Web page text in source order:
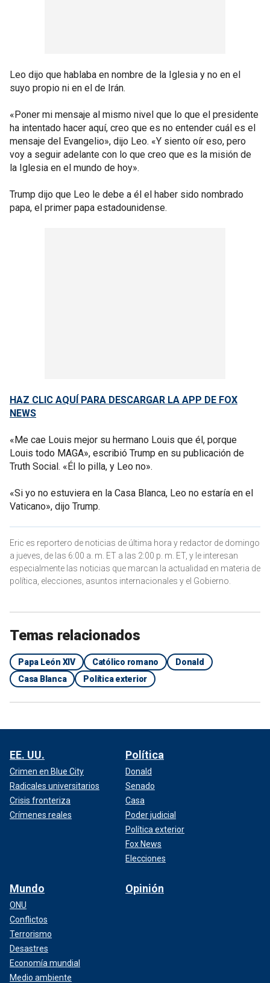
Leo dijo que hablaba en nombre de la Iglesia y no en el
suyo propio ni en el de Irán.
«Poner mi mensaje al mismo nivel que lo que el presidente
ha intentado hacer aquí, creo que es no entender cuál es el
mensaje del Evangelio», dijo Leo. «Y siento oír eso, pero
voy a seguir adelante con lo que creo que es la misión de
la Iglesia en el mundo de hoy».
Trump dijo que Leo le debe a él el haber sido nombrado
papa, el primer papa estadounidense.
HAZ CLIC AQUÍ PARA DESCARGAR LA APP DE FOX
NEWS
«Me cae Louis mejor su hermano Louis que él, porque
Louis todo MAGA», escribió Trump en su publicación de
Truth Social. «Él lo pilla, y Leo no».
«Si yo no estuviera en la Casa Blanca, Leo no estaría en el
Vaticano», dijo Trump.
Eric es reportero de noticias de última hora y redactor de domingo
a jueves, de las 6:00 a. m. ET a las 2:00 p. m. ET, y le interesan
especialmente las noticias que marcan la actualidad en materia de
política, elecciones, asuntos internacionales y el Gobierno.
Temas relacionados
Papa León XIV Católico romano
Donald
Casa Blanca
Política exterior
EE. UU.
Crimen en Blue City
Radicales universitarios
Crisis fronteriza
Crímenes reales
Política
Donald
Senado
Casa
Poder judicial
Política exterior
Fox News
Elecciones
Mundo
ONU
Conflictos
Terrorismo
Desastres
Economía mundial
Medio ambiente
Opinión